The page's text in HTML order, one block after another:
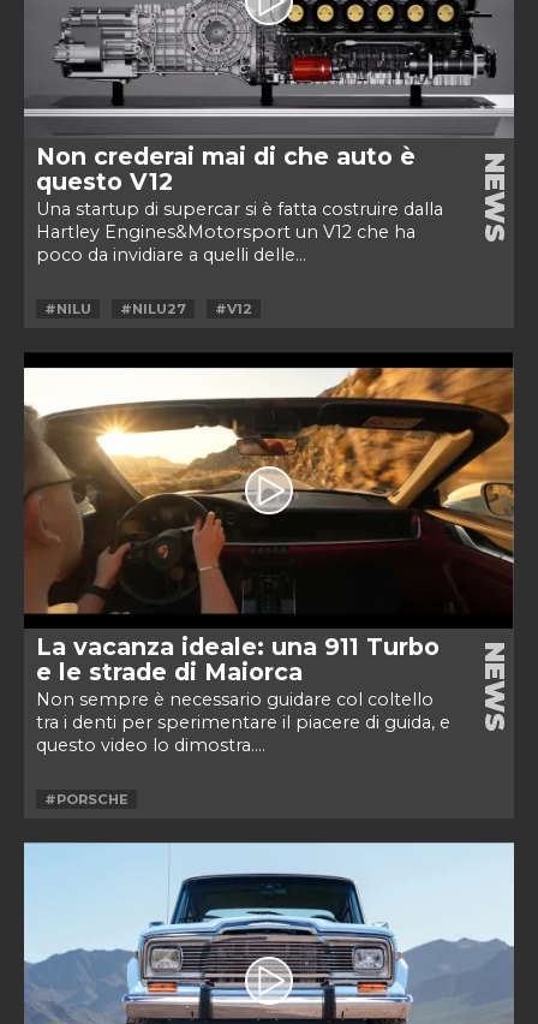
Non crederai mai di che auto è
questo V12
Una startup di supercar si è fatta costruire dalla
Hartley Engines&Motorsport un V12 che ha
poco da invidiare a quelli delle...
NEWS
#NILU #NILU27 #V12
La vacanza ideale: una 911 Turbo
e le strade di Maiorca
Non sempre è necessario guidare col coltello
tra i denti per sperimentare il piacere di guida, e
questo video lo dimostra....
NEWS
#PORSCHE